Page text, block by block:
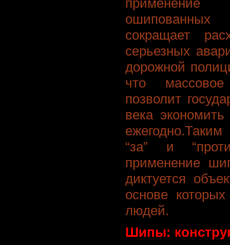
применение
сокращает
серьезных
дорожной
что
позволит
века
“за” и
применение
диктуется
основе
людей.
Шипы: